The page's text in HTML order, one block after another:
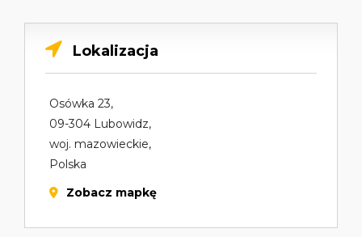
Lokalizacja
Osówka 23,
09-304 Lubowidz,
woj. mazowieckie,
Polska
Zobacz mapkę